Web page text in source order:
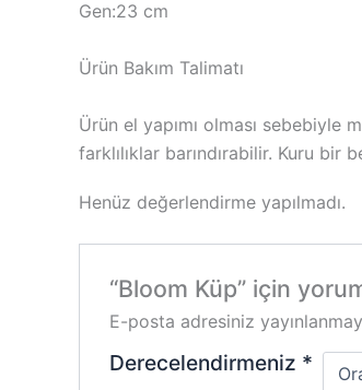
Gen:23 cm
Ürün Bakım Talimatı
Ürün el yapımı olması sebebiyle
farklılıklar barındırabilir. Kuru bir
Henüz değerlendirme yapılmadı.
“Bloom Küp” için
E-posta adresiniz
Derecelendirmeniz *